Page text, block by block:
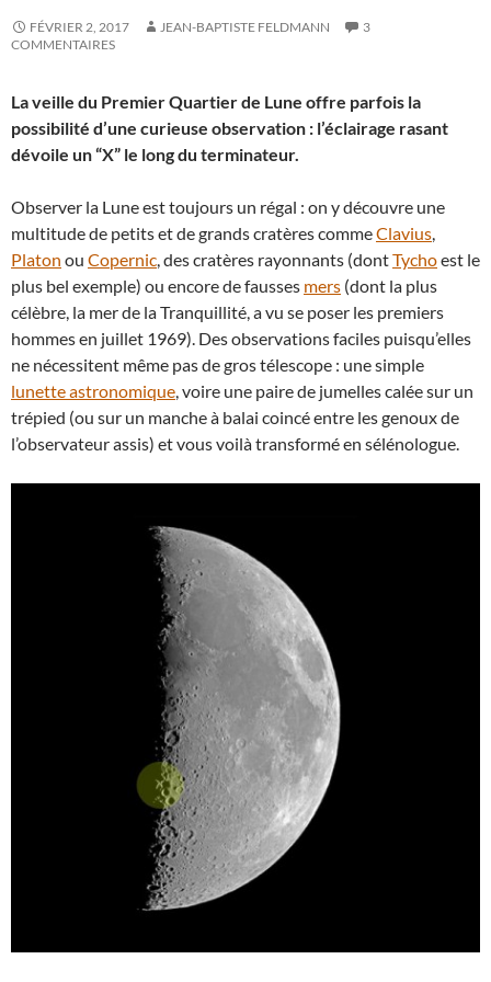
FÉVRIER 2, 2017 JEAN-BAPTISTE FELDMANN
3
COMMENTAIRES
La veille du Premier Quartier de Lune offre parfois la
possibilité d’une curieuse observation : l’éclairage rasant
dévoile un “X” le long du terminateur.
Observer la Lune est toujours un régal : on y découvre une
multitude de petits et de grands cratères commeClavius,
Platon ou Copernic, des cratères rayonnants (dontTychoest le
plus bel exemple) ou encore de fausses mers (dont la plus
célèbre, la mer de la Tranquillité, a vu se poser les premiers
hommes en juillet 1969). Des observations faciles puisqu’elles
ne nécessitent même pas de gros télescope : une simple
lunette astronomique, voire une paire de jumelles calée sur un
trépied (ou sur un manche à balai coincé entre les genoux de
l’observateur assis) et vous voilà transformé en sélénologue.